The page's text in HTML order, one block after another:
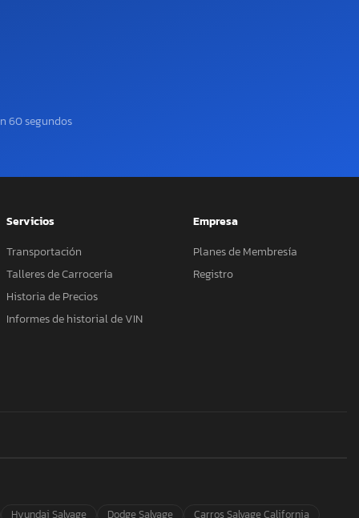
60 segundos
Servicios
Transportación
Talleres de Carrocería
Historia de Precios
Informes de historial de VIN
Empresa
Planes de Membresía
Registro
Hyundai Salvage Dodge Salvage Carros Salvage California